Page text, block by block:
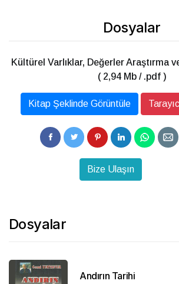
Dosyalar
Kültürel Varlıklar, Değerler Araştırma
( 2,94 Mb / .pdf )
Kitap Şeklinde Görüntüle
Bize Ulaşın
Dosyalar
Andırın Tarihi